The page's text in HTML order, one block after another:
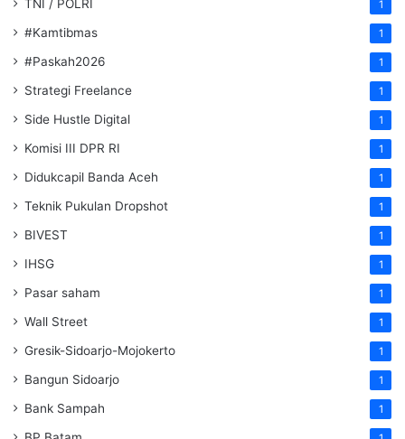
TNI / POLRI 1
#Kamtibmas 1
#Paskah2026 1
Strategi Freelance 1
Side Hustle Digital 1
Komisi III DPR RI 1
Didukcapil Banda Aceh 1
Teknik Pukulan Dropshot 1
BIVEST 1
IHSG 1
Pasar saham 1
Wall Street 1
Gresik-Sidoarjo-Mojokerto 1
Bangun Sidoarjo 1
Bank Sampah 1